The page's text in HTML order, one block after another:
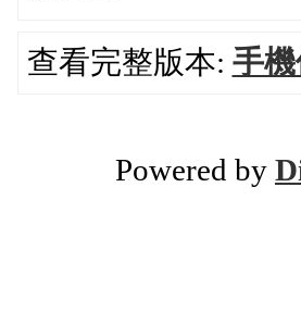
查看完整版本: 手
Powered by